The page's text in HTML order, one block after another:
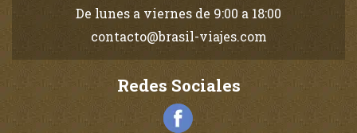
De lunes a viernes de 9:00 a 18:00
contacto@brasil-viajes.com
Redes Sociales